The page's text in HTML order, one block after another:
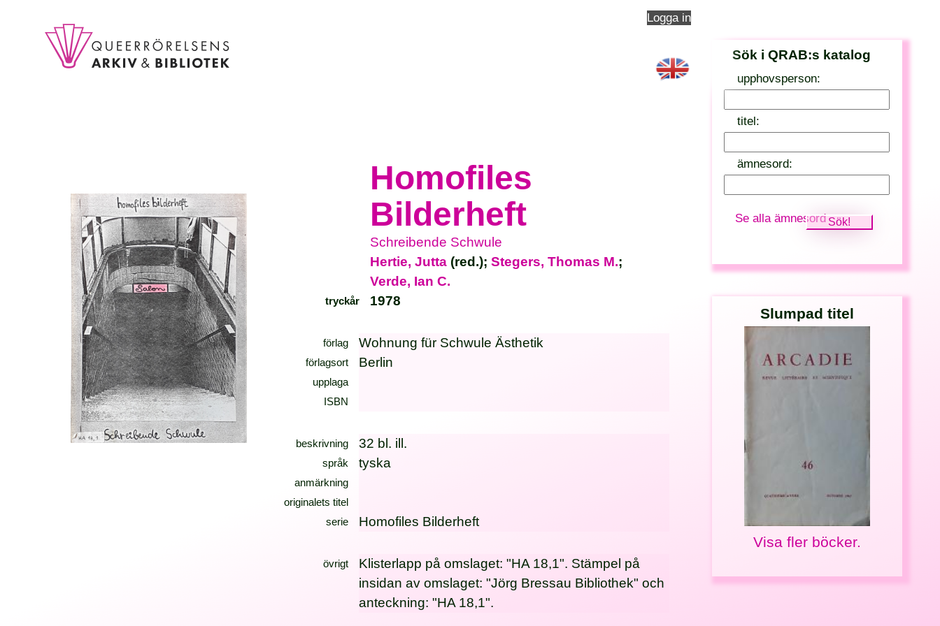
Logga in
Sök i QRAB:s katalog
upphovsperson:
titel:
ämnesord:
Se alla ämnesord
Slumpad titel
Visa fler böcker.
Homofiles
Bilderheft
Schreibende Schwule
Hertie, Jutta (red.);Stegers, Thomas M.;
Verde, Ian C.
tryckår 1978
förlag Wohnung für Schwule Ästhetik
förlagsort Berlin
upplaga
ISBN
beskrivning 32 bl. ill.
språk tyska
anmärkning
originalets titel
serie
Homofiles Bilderheft
övrigt
Klisterlapp på omslaget: "HA 18,1". Stämpel på
insidan av omslaget: "Jörg Bressau Bibliothek" och
anteckning: "HA 18,1".